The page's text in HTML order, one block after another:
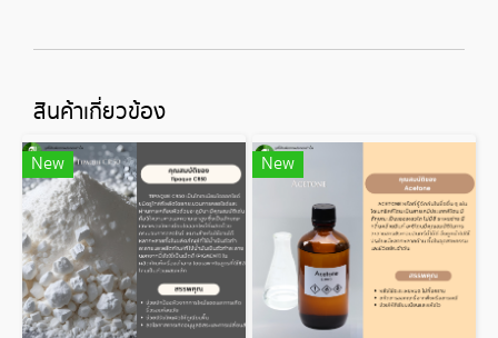
สินค้าเกี่ยวข้อง
New New